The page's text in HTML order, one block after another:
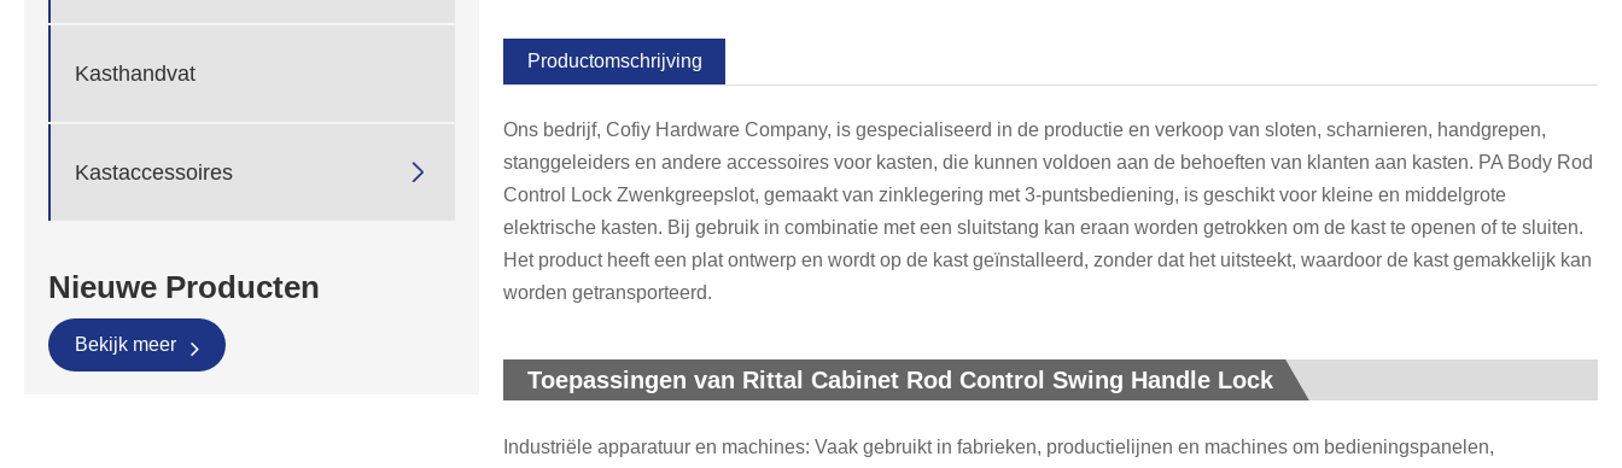
Kasthandvat
Kastaccessoires 
Nieuwe Producten
Bekijk meer
Productomschrijving
Ons bedrijf, Cofiy Hardware Company, is gespecialiseerd in de productie en verkoop van sloten, scharnieren, handgrepen,
stanggeleiders en andere accessoires voor kasten, die kunnen voldoen aan de behoeften van klanten aan kasten. PA Body Rod
Control Lock Zwenkgreepslot, gemaakt van zinklegering met 3-puntsbediening, is geschikt voor kleine en middelgrote
elektrische kasten. Bij gebruik in combinatie met een sluitstang kan eraan worden getrokken om de kast te openen of te sluiten.
Het product heeft een plat ontwerp en wordt op de kast geïnstalleerd, zonder dat het uitsteekt, waardoor de kast gemakkelijk kan
worden getransporteerd.
Toepassingen van Rittal Cabinet Rod Control Swing Handle Lock
Industriële apparatuur en machines: Vaak gebruikt in fabrieken, productielijnen en machines om bedieningspanelen,